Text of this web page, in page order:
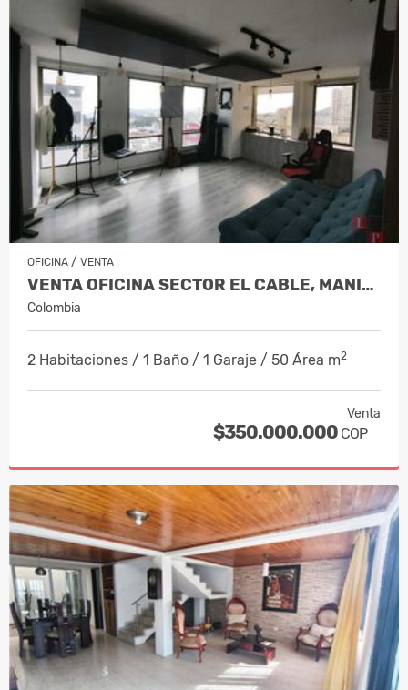
OFICINA / VENTA
VENTA OFICINA SECTOR EL CABLE, MANIZALE…
Colombia
2 Habitaciones / 1 Baño / 1 Garaje / 50 Área m2
Venta
$350.000.000 COP